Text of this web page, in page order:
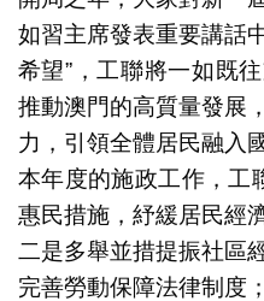
如習主席發表重要講話
希望”，工聯將一如既
推動澳門的高質量發展
力，引領全體居民融入
本年度的施政工作，工
惠民措施，紓緩居民經
二是多舉並措提振社區
完善勞動保障法律制度